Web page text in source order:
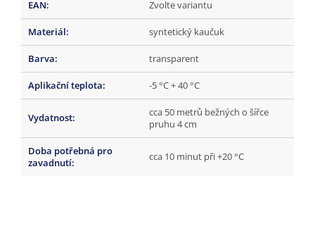
EAN: Zvolte variantu
Materiál: syntetický kaučuk
Barva: transparent
Aplikační teplota: -5 °C + 40 °C
Vydatnost:
cca 50 metrů bežných o šířce
pruhu 4 cm
Doba potřebná pro
zavadnutí: cca 10 minut při +20 °C